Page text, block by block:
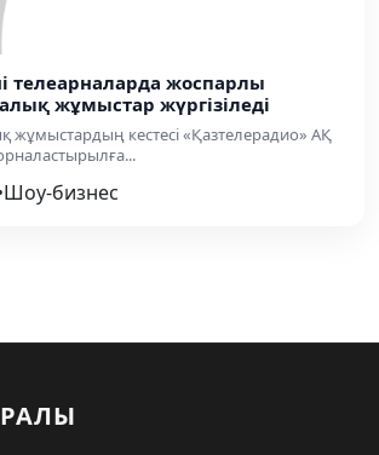
телеарналарда жоспарлы
жұмыстар жүргізіледі
жұмыстардың кестесі «Қазтелерадио» АҚ
Шоу-бизнес